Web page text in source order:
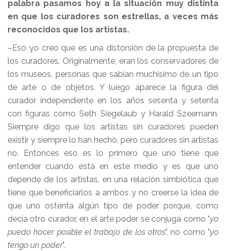
palabra pasamos hoy a la situación muy distinta
en que los curadores son estrellas, a veces más
reconocidos que los artistas.
–Eso yo creo que es una distorsión de la propuesta de
los curadores. Originalmente, eran los conservadores de
los museos, personas que sabían muchísimo de un tipo
de arte o de objetos. Y luego aparece la figura del
curador independiente en los años sesenta y setenta
con figuras como Seth Siegelaub y Harald Szeemann.
Siempre digo que los artistas sin curadores pueden
existir y siempre lo han hecho, pero curadores sin artistas
no. Entonces eso es lo primero que uno tiene que
entender cuando está en este medio y es que uno
depende de los artistas, en una relación simbiótica que
tiene que beneficiarlos a ambos y no creerse la idea de
que uno ostenta algún tipo de poder porque, como
decía otro curador, en el arte poder se conjuga como "yo
puedo hacer posible el trabajo de los otros", no como "yo
tengo un poder".